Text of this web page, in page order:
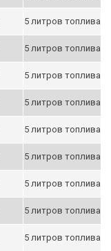
5 литров топлива
5 литров топлива
5 литров топлива
5 литров топлива
5 литров топлива
5 литров топлива
5 литров топлива
5 литров топлива
5 литров топлива